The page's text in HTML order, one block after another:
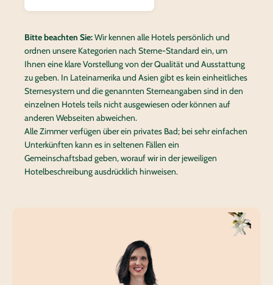
Bitte beachten Sie:Wir kennen alle Hotels persönlich und
ordnen unsere Kategorien nach Sterne-Standard ein, um
Ihnen eine klare Vorstellung von der Qualität und Ausstattung
zu geben. In Lateinamerika und Asien gibt es kein einheitliches
Sternesystem und die genannten Sterneangaben sind in den
einzelnen Hotels teils nicht ausgewiesen oder können auf
anderen Webseiten abweichen.
Alle Zimmer verfügen über ein privates Bad; bei sehr einfachen
Unterkünften kann es in seltenen Fällen ein
Gemeinschaftsbad geben, worauf wir in der jeweiligen
Hotelbeschreibung ausdrücklich hinweisen.